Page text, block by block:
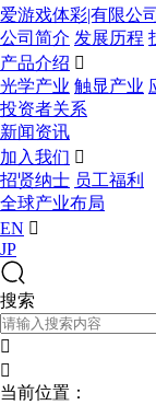
爱游戏体彩|有限公
公司简介 发展历程
产品介绍 
光学产业 触显产业
投资者关系
新闻资讯
加入我们 
招贤纳士 员工福利
全球产业布局
EN 
JP
搜索


当前位置：